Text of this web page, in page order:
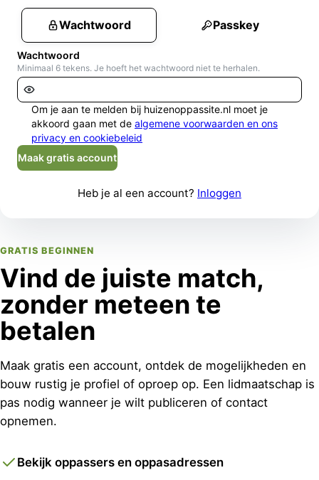
GRATIS BEGINNEN
Vind de juiste match,
zonder meteen te
betalen
Maak gratis een account, ontdek de mogelijkheden en
bouw rustig je profiel of oproep op. Een lidmaatschap is
pas nodig wanneer je wilt publiceren of contact
opnemen.
Bekijk oppassers en oppasadressen
Wachtwoord Passkey
Wachtwoord
Minimaal 6 tekens. Je hoeft het wachtwoord niet te herhalen.
Om je aan te melden bij huizenoppassite.nl moet je
akkoord gaan met de algemene voorwaarden en ons
privacy en cookiebeleid
Maak gratis account
Heb je al een account? Inloggen